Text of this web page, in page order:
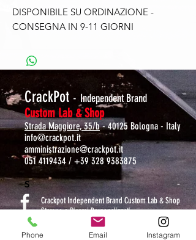
DISPONIBILE SU ORDINAZIONE -
CONSEGNA IN 9-11 GIORNI
CrackPot - Independent Brand
Custom Lab & Shop
Strada Maggiore, 35/b- 40125 Bologna - Italy
info@crackpot.it
amministrazione@crackpot.it
051 4119434 / +39 328 9383875
S
Crackpot Independent Brand Custom Lab & Shop
Stampe e Ricami Personalizzati
crackpotlab
Phone Email Instagram